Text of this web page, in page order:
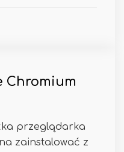
Chromium
przeglądarka
zainstalować z